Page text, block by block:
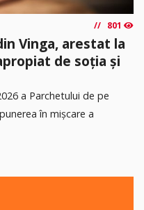
801
Vinga, arestat la
de soția și
a Parchetului de pe
în mişcare a